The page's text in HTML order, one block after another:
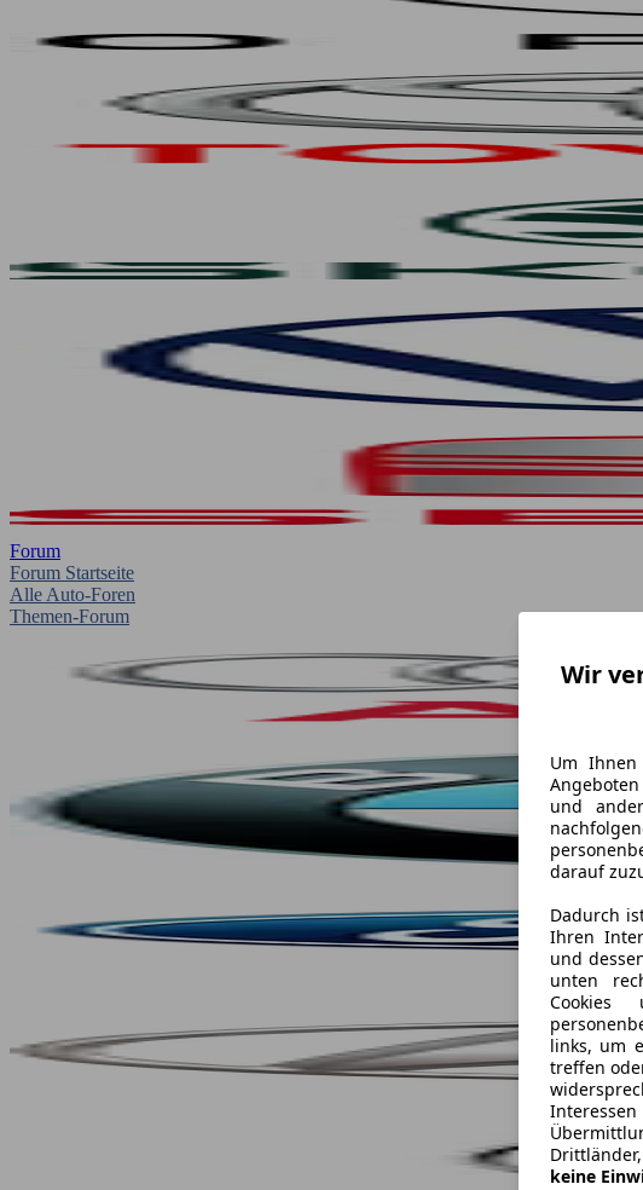
Wir
Um Ihnen
und
darauf
Dadurch
Ihren
und
unten
Cookies
links, um
treffen
keine
Forum
Forum Startseite
Alle Auto-Foren
Themen-Forum